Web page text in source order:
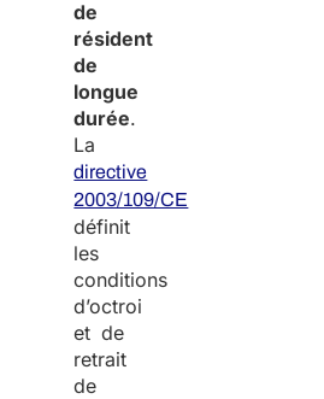
de
résident
de
longue
durée.
La
directive
2003/109/CE
définit
les
conditions
d’octroi
et de
retrait
de